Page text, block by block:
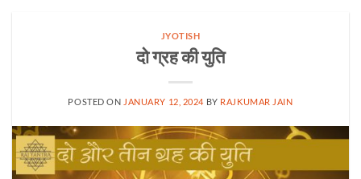
JYOTISH
दो ग्रह की युति
POSTED ON JANUARY 12, 2024 BY RAJKUMAR JAIN